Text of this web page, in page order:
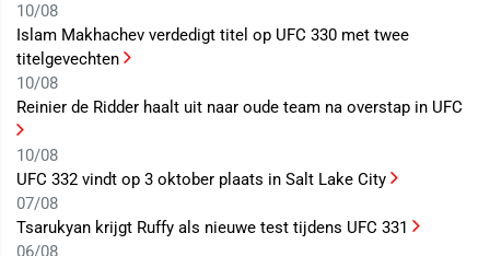
10/08
Islam Makhachev verdedigt titel op UFC 330 met twee
titelgevechten
10/08
Reinier de Ridder haalt uit naar oude team na overstap in UFC
10/08
UFC 332 vindt op 3 oktober plaats in Salt Lake City
07/08
Tsarukyan krijgt Ruffy als nieuwe test tijdens UFC 331
06/08